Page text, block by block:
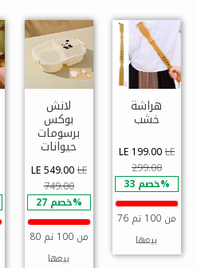
هراشة
خشب
LE 199.00LE
299.00
خصم 33%
76 من 100 تم
بيعها
لانش
بوكس
برسومات
حيوانات
LE 549.00LE
749.00
خصم 27%
80 من 100 تم
بيعها